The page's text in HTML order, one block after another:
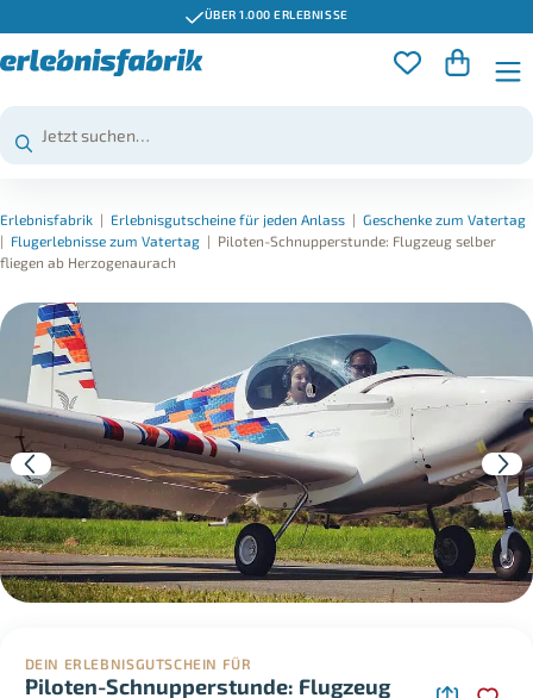
ÜBER 1.000 ERLEBNISSE
Erlebnisfabrik | Erlebnisgutscheine für jeden Anlass | Geschenke zum Vatertag
| Flugerlebnisse zum Vatertag | Piloten-Schnupperstunde: Flugzeug selber
fliegen ab Herzogenaurach
DEIN ERLEBNISGUTSCHEIN FÜR
Piloten-Schnupperstunde: Flugzeug